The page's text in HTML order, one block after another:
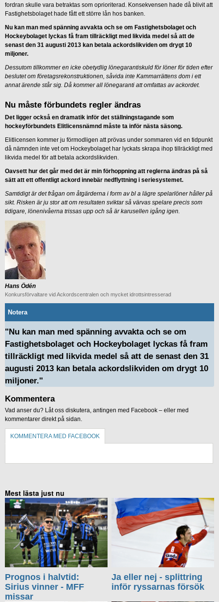
fordran skulle vara betraktas som oprioriterad. Konsekvensen hade då blivit att
Fastighetsbolaget hade fått ett större lån hos banken.
Nu kan man med spänning avvakta och se om Fastighetsbolaget och
Hockeybolaget lyckas få fram tillräckligt med likvida medel så att de
senast den 31 augusti 2013 kan betala ackordslikviden om drygt 10
miljoner.
Dessutom tillkommer en icke obetydlig lönegarantiskuld för löner för tiden efter
beslutet om företagsrekonstruktionen, såvida inte Kammarrättens dom i ett
annat ärende står sig. Då kommer all lönegaranti att omfattas av ackordet.
Nu måste förbundets regler ändras
Det ligger också en dramatik inför det ställningstagande som
hockeyförbundets Elitlicensnämnd måste ta inför nästa säsong.
Elitlicensen kommer ju förmodligen att prövas under sommaren vid en tidpunkt
då nämnden inte vet om Hockeybolaget har lyckats skrapa ihop tillräckligt med
likvida medel för att betala ackordslikviden.
Oavsett hur det går med det är min förhoppning att reglerna ändras på så
sätt att ett offentligt ackord innebär nedflyttning i seriesystemet.
Samtidigt är det frågan om åtgärderna i form av bl a lägre spelarlöner håller på
sikt. Risken är ju stor att om resultaten sviktar så värvas spelare precis som
tidigare, lönenivåerna trissas upp och så är karusellen igång igen.
Hans Ödén
Konkursförvaltare vid Ackordscentralen och mycket idrottsintresserad
Notera
"Nu kan man med spänning avvakta och se om
Fastighetsbolaget och Hockeybolaget lyckas få fram
tillräckligt med likvida medel så att de senast den 31
augusti 2013 kan betala ackordslikviden om drygt 10
miljoner."
Kommentera
Vad anser du? Låt oss diskutera, antingen med Facebook – eller med
kommentarer direkt på sidan.
KOMMENTERA MED FACEBOOK
Mest lästa just nu
Prognos i halvtid:
Sirius vinner - MFF
missar
Ja eller nej - splittring
inför ryssarnas försök